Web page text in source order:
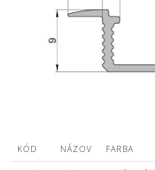
KÓD NÁZOV FARBA